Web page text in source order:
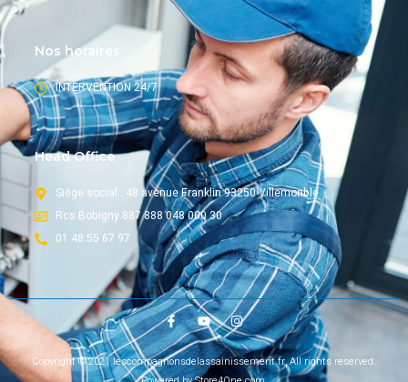
Nos horaires
INTERVENTION 24/7
Head Office
Siège social : 48 avenue Franklin 93250 Villemonble
Rcs Bobigny 887 888 048 000 30
01 48 55 67 97
Copyright © 2021 lescompagnonsdelassainissement.fr, All rights reserved.